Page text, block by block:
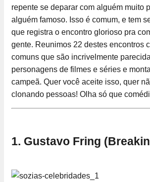
repente se deparar com alguém muito
alguém famoso. Isso é comum, e tem
que registra o encontro glorioso pra
gente. Reunimos 22 destes encontros
comuns que são incrivelmente
personagens de filmes e séries e
campeã. Quer você aceite isso, quer
clonando pessoas! Olha só que
1. Gustavo Fring